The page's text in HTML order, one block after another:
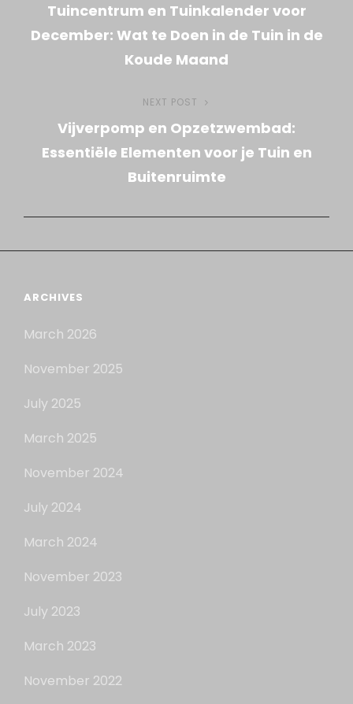
navigation Post
Tuincentrum en Tuinkalender voor
December: Wat te Doen in de Tuin in de
Koude Maand
Next
Post
NEXT POST
Vijverpomp en Opzetzwembad:
Essentiële Elementen voor je Tuin en
Buitenruimte
ARCHIVES
March 2026
November 2025
July 2025
March 2025
November 2024
July 2024
March 2024
November 2023
July 2023
March 2023
November 2022